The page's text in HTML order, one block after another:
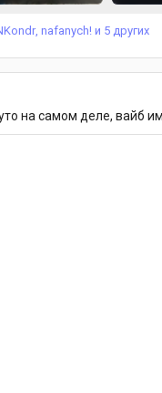
nafanych! и 5 других
на самом деле, вайб